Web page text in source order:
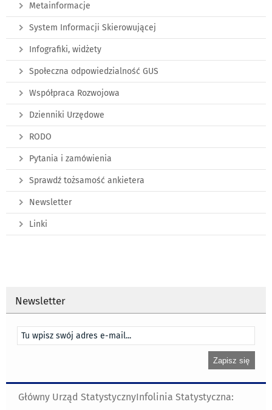
Metainformacje
System Informacji Skierowującej
Infografiki, widżety
Społeczna odpowiedzialność GUS
Współpraca Rozwojowa
Dzienniki Urzędowe
RODO
Pytania i zamówienia
Sprawdź tożsamość ankietera
Newsletter
Linki
Newsletter
Główny Urząd StatystycznyInfolinia Statystyczna: